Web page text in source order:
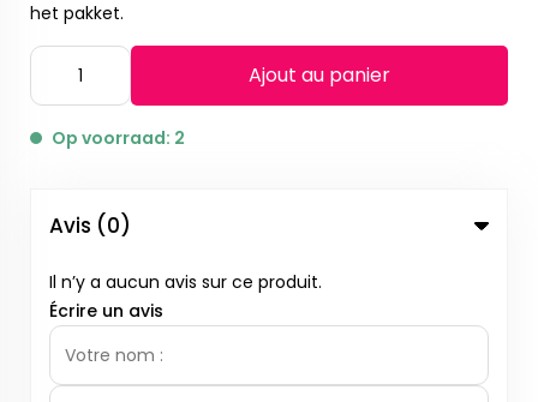
het pakket.
Ajout au panier
Op voorraad: 2
Avis (0)
Il n’y a aucun avis sur ce produit.
Écrire un avis